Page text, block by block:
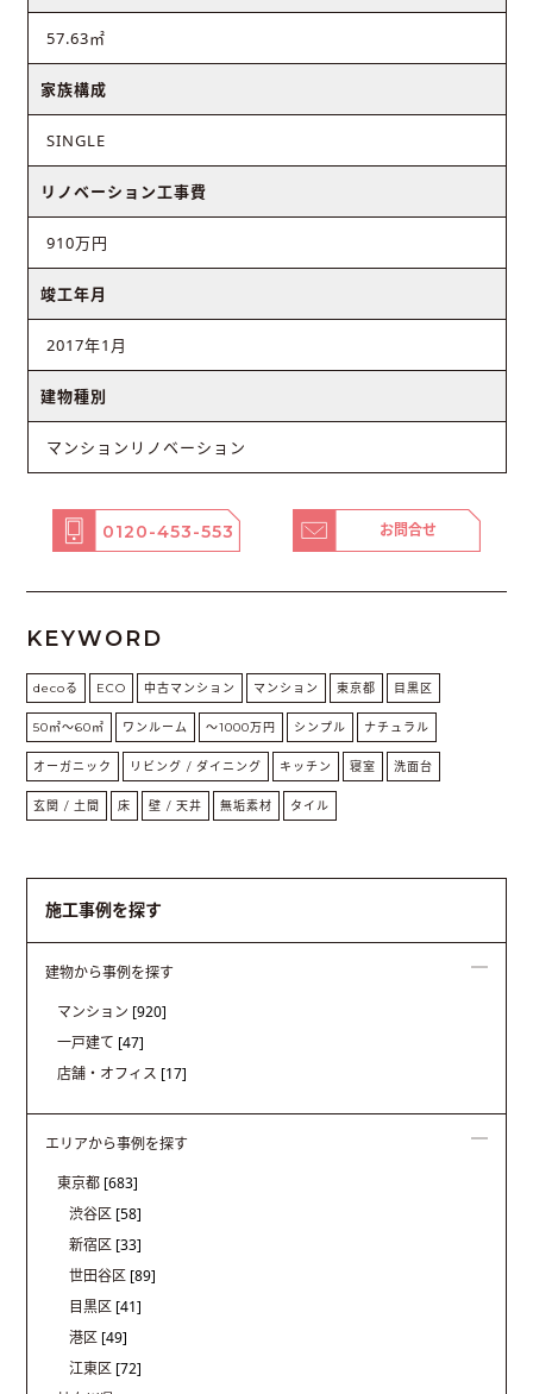
57.63㎡
家族構成
SINGLE
リノベーション工事費
910万円
竣工年月
2017年1月
建物種別
マンションリノベーション
0120-453-553 お問合せ
KEYWORD
decoる ECO 中古マンション マンション 東京都 目黒区
50㎡〜60㎡ ワンルーム 〜1000万円 シンプル ナチュラル
オーガニック リビング / ダイニング キッチン 寝室 洗面台
玄関 / 土間 床 壁 / 天井 無垢素材 タイル
施工事例を探す
建物から事例を探す
マンション [920]
一戸建て [47]
店舗・オフィス [17]
エリアから事例を探す
東京都 [683]
渋谷区 [58]
新宿区 [33]
世田谷区 [89]
目黒区 [41]
港区 [49]
江東区 [72]